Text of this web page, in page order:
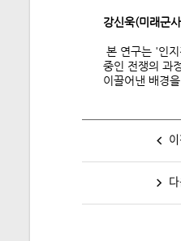
강신욱(미래군
본 연구는 '인
중인 전쟁의 과
이끌어낸 배경